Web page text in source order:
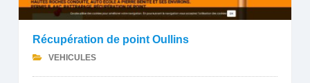
Récupération de point Oullins
VEHICULES